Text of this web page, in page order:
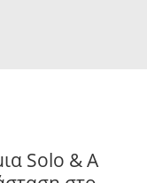
Solo & A